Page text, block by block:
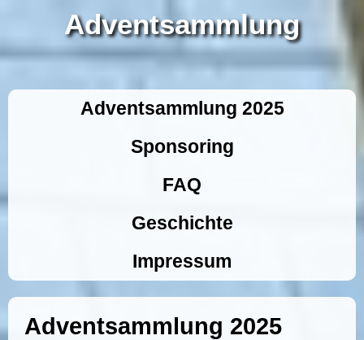
Adventsammlung
Adventsammlung 2025
Sponsoring
FAQ
Geschichte
Impressum
Adventsammlung 2025